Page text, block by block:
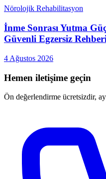
Nörolojik Rehabilitasyon
İnme Sonrası Yutma
Güvenli Egzersiz Rehberi
4 Ağustos 2026
Hemen iletişime geçin
Ön değerlendirme ücretsizdir,